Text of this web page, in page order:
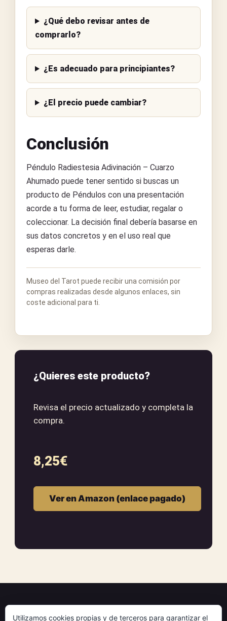
¿Qué debo revisar antes de
comprarlo?
¿Es adecuado para principiantes?
¿El precio puede cambiar?
Conclusión
Péndulo Radiestesia Adivinación – Cuarzo
Ahumado puede tener sentido si buscas un
producto de Péndulos con una presentación
acorde a tu forma de leer, estudiar, regalar o
coleccionar. La decisión final debería basarse en
sus datos concretos y en el uso real que
esperas darle.
Museo del Tarot puede recibir una comisión por
compras realizadas desde algunos enlaces, sin
coste adicional para ti.
¿Quieres este producto?
Revisa el precio actualizado y completa la
compra.
8,25€
Ver en Amazon (enlace pagado)
Museo del Tarot
Utilizamos cookies propias y de terceros para garantizar el